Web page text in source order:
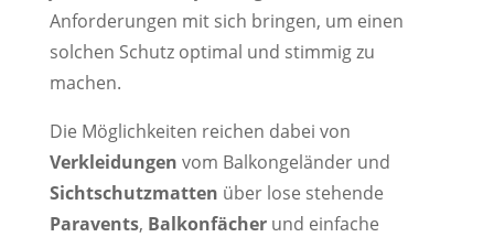
Anforderungen mit sich bringen, um einen
solchen Schutz optimal und stimmig zu
machen.
Die Möglichkeiten reichen dabei von
Verkleidungen vom Balkongeländer und
Sichtschutzmatten über lose stehende
Paravents, Balkonfächerund einfache